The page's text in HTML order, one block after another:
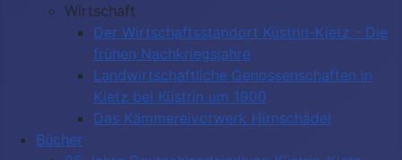
Wirtschaft
Der Wirtschaftsstandort Küstrin-Kietz - Die
frühen Nachkriegsjahre
Landwirtschaftliche Genossenschaften in
Kietz bei Küstrin um 1900
Das Kämmereivorwerk Hirnschädel
Bücher